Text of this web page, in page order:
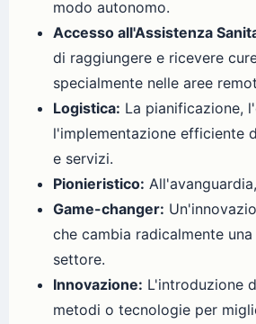
modo autonomo.
Accesso all'Assistenza
di raggiungere e ricevere
specialmente nelle aree
Logistica: La pianificazione,
l'implementazione efficiente
e servizi.
Pionieristico:
Game-changer:
che cambia radicalmente
settore.
Innovazione: L'introduzione
metodi o tecnologie per